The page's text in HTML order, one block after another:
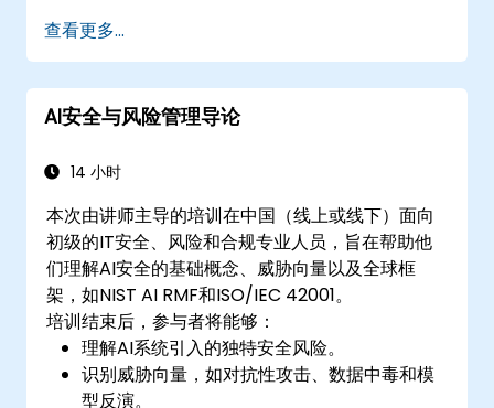
查看更多...
AI安全与风险管理导论
14 小时
本次由讲师主导的培训在中国（线上或线下）面向
初级的IT安全、风险和合规专业人员，旨在帮助他
们理解AI安全的基础概念、威胁向量以及全球框
架，如NIST AI RMF和ISO/IEC 42001。
培训结束后，参与者将能够：
理解AI系统引入的独特安全风险。
识别威胁向量，如对抗性攻击、数据中毒和模
型反演。